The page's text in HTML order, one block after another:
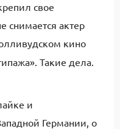
свое
снимается актер
кино
Такие дела.
и
Германии, о